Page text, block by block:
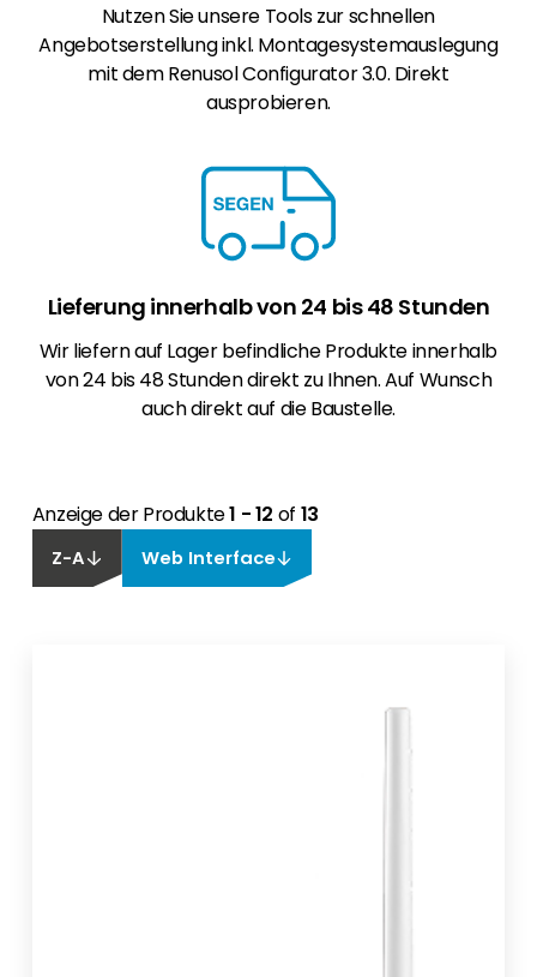
Nutzen Sie unsere Tools zur schnellen
Angebotserstellung inkl. Montagesystemauslegung
mit dem Renusol Configurator 3.0. Direkt
ausprobieren.
Lieferung innerhalb von 24 bis 48 Stunden
Wir liefern auf Lager befindliche Produkte innerhalb
von 24 bis 48 Stunden direkt zu Ihnen. Auf Wunsch
auch direkt auf die Baustelle.
Anzeige der Produkte1 - 12 of 13
Z-A Web Interface